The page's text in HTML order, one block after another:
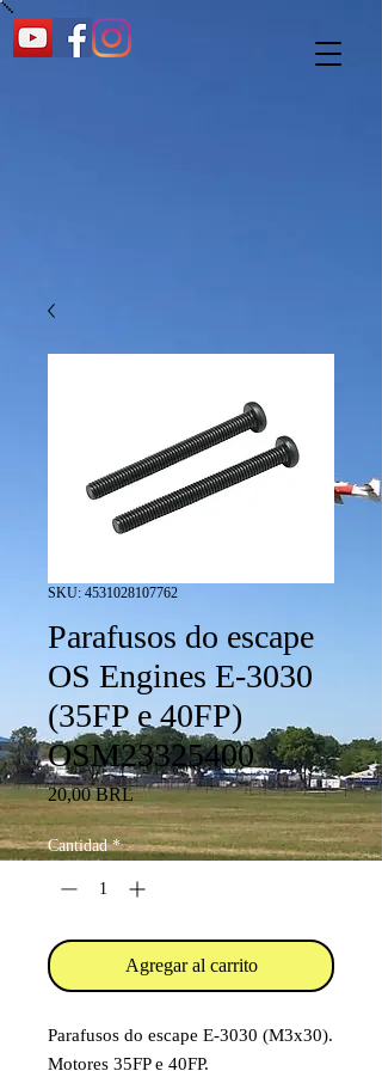
SKU: 4531028107762
Parafusos do escape
OS Engines E-3030
(35FP e 40FP)
OSM23325400
20,00 BRLPrecio
Cantidad *
Agregar al carrito
Parafusos do escape E-3030 (M3x30).
Motores 35FP e 40FP.